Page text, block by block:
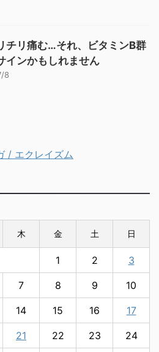
チリ痛む…それ、ビタミンB群
インかもしれません
8
/ エクレイズム
木 金 土 日
1 2 3
7 8 9 10
14 15 16 17
21 22 23 24